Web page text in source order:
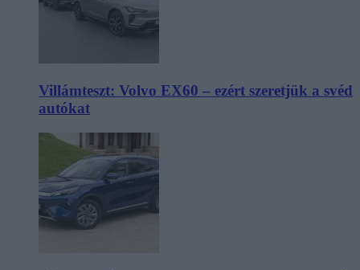
Villámteszt: Volvo EX60 – ezért szeretjük a svéd
autókat